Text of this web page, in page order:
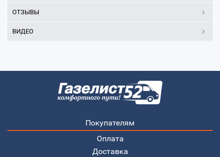
ОТЗЫВЫ
ВИДЕО
Покупателям
Оплата
Доставка